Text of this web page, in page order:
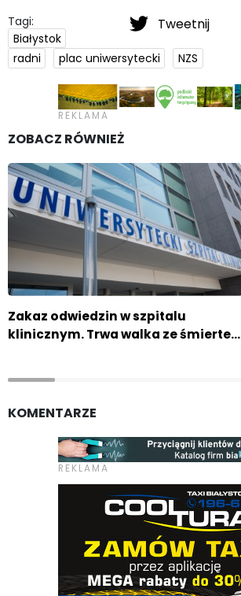
Tweetnij
Tagi:
Białystok
radni
plac uniwersytecki NZS
ZOBACZ RÓWNIEŻ
Zakaz odwiedzin w szpitalu
klinicznym. Trwa walka ze śmierte…
KOMENTARZE